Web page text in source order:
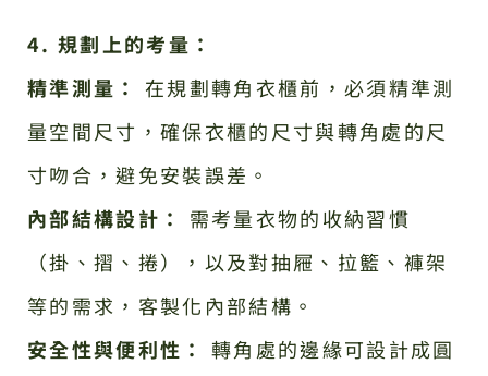
4. 規劃上的考量：
精準測量：
在規劃轉角衣櫃前，必須精準測
量空間尺寸，確保衣櫃的尺寸與轉角處的尺
寸吻合，避免安裝誤差。
內部結構設計：
需考量衣物的收納習慣
（掛、摺、捲），以及對抽屜、拉籃、褲架
等的需求，客製化內部結構。
安全性與便利性：
轉角處的邊緣可設計成圓